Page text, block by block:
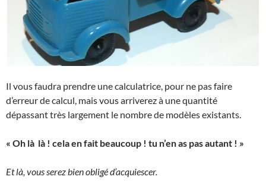
Il vous faudra prendre une calculatrice, pour ne pas faire
d’erreur de calcul, mais vous arriverez à une quantité
dépassant très largement le nombre de modèles existants.
« Oh là là ! cela en fait beaucoup ! tu n’en as pas autant ! »
Et là, vous serez bien obligé d’acquiescer.